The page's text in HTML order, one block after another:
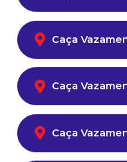
Caça
Caça
Caça